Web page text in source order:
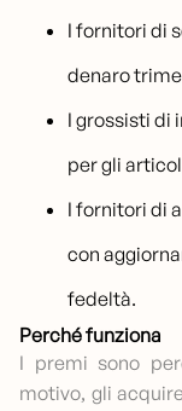
I fornitori di
denaro
I grossisti di
per gli
I fornitori di
con
fedeltà.
Perché funziona
I premi sono
motivo, gli